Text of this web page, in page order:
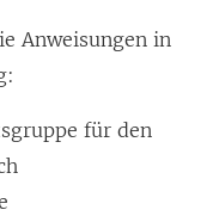
Anweisungen in
für den